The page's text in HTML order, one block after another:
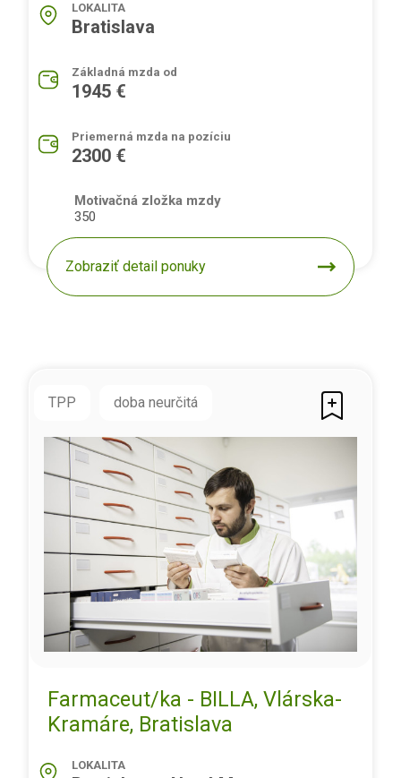
LOKALITA
Bratislava
Základná mzda od
1945 €
Priemerná mzda na pozíciu
2300 €
Motivačná zložka mzdy
350
Zobraziť detail ponuky
TPP doba neurčitá
Farmaceut/ka - BILLA, Vlárska-
Kramáre, Bratislava
LOKALITA